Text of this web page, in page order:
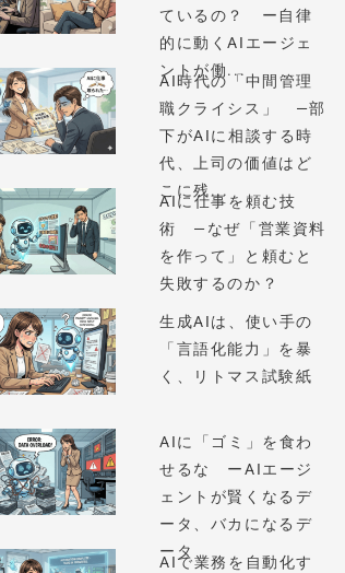
ているの？ ー自律
的に動くAIエージェ
ントが働...
AI時代の「中間管理
職クライシス」 —部
下がAIに相談する時
代、上司の価値はど
こに残...
AIに仕事を頼む技
術 —なぜ「営業資料
を作って」と頼むと
失敗するのか？
生成AIは、使い手の
「言語化能力」を暴
く、リトマス試験紙
AIに「ゴミ」を食わ
せるな ーAIエージ
ェントが賢くなるデ
ータ、バカになるデ
ータ
AIで業務を自動化す